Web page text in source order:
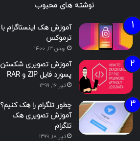
نوشته های محبوب
آموزش هک اینستاگرام با
ترموکس
بهمن ۱۳, ۱۴۰۰
آموزش تصویری شکستن
پسورد فایل ZIP و RAR
تیر ۱۶, ۱۳۹۹
چطور تلگرام را هک کنیم؟
آموزش تصویری هک
تلگرام
تیر ۱۸, ۱۳۹۹